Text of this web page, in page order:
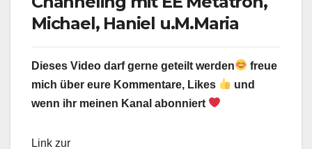
Michael, Haniel u.M.Maria
Dieses Video darf gerne geteilt werden
freue
mich über eure Kommentare, Likes
und
wenn ihr meinen Kanal abonniert
Link zur